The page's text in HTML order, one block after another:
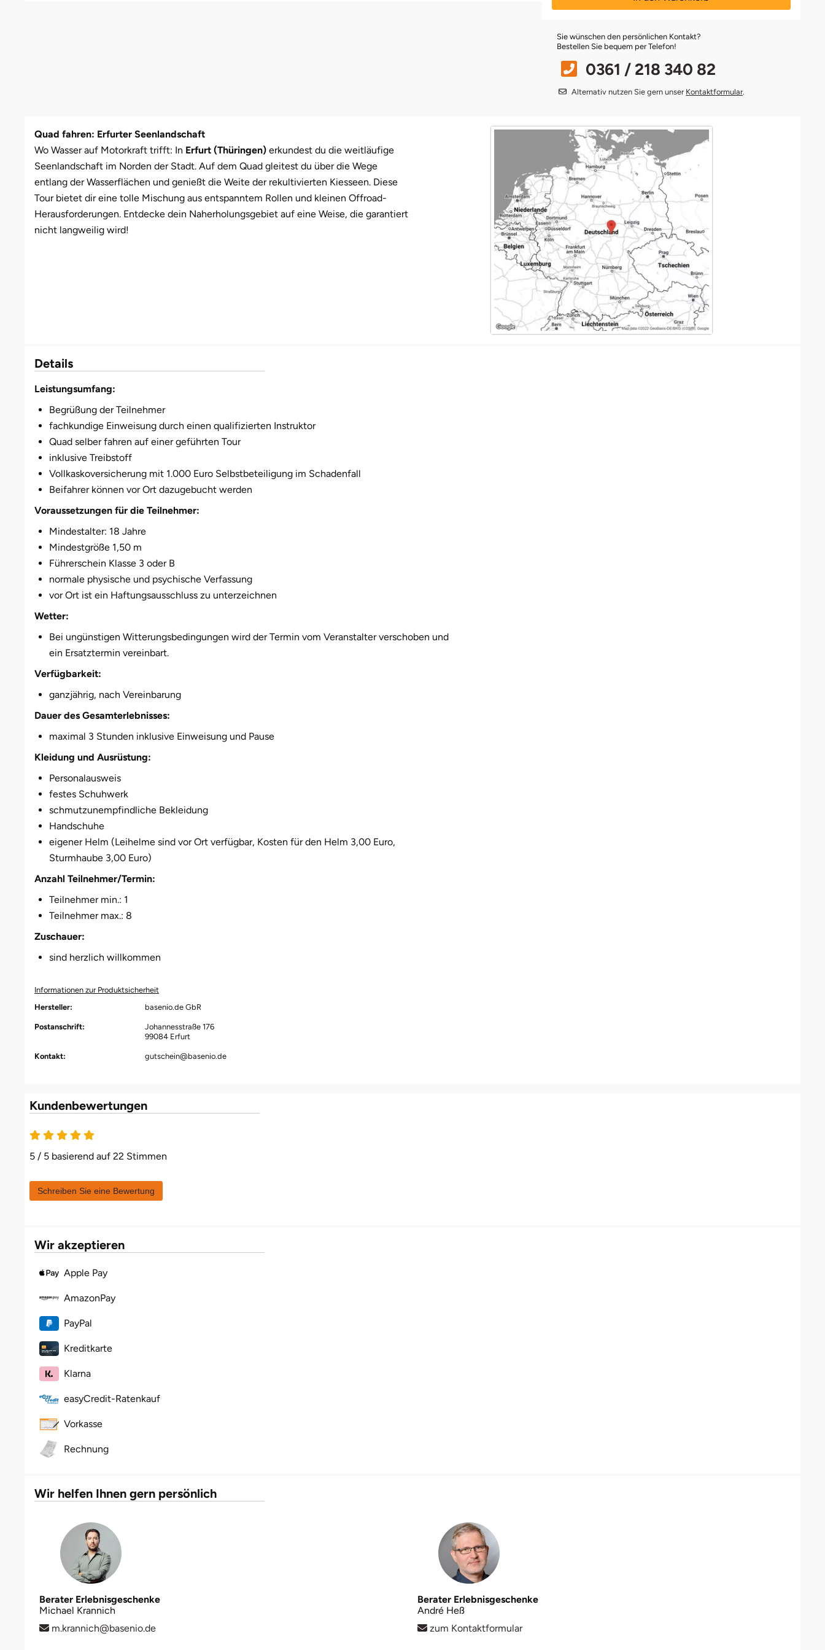
Sie wünschen den persönlichen Kontakt?
Bestellen Sie bequem per Telefon!
0361 / 218 340 82
Alternativ nutzen Sie gern unser Kontaktformular.
Quad fahren: Erfurter Seenlandschaft
Wo Wasser auf Motorkraft trifft: In Erfurt (Thüringen) erkundest du die weitläufige
Seenlandschaft im Norden der Stadt. Auf dem Quad gleitest du über die Wege
entlang der Wasserflächen und genießt die Weite der rekultivierten Kiesseen. Diese
Tour bietet dir eine tolle Mischung aus entspanntem Rollen und kleinen Offroad-
Herausforderungen. Entdecke dein Naherholungsgebiet auf eine Weise, die garantiert
nicht langweilig wird!
Details
Leistungsumfang:
Begrüßung der Teilnehmer
fachkundige Einweisung durch einen qualifizierten Instruktor
Quad selber fahren auf einer geführten Tour
inklusive Treibstoff
Vollkaskoversicherung mit 1.000 Euro Selbstbeteiligung im Schadenfall
Beifahrer können vor Ort dazugebucht werden
Voraussetzungen für die Teilnehmer:
Mindestalter: 18 Jahre
Mindestgröße 1,50 m
Führerschein Klasse 3 oder B
normale physische und psychische Verfassung
vor Ort ist ein Haftungsausschluss zu unterzeichnen
Wetter:
Bei ungünstigen Witterungsbedingungen wird der Termin vom Veranstalter verschoben und
ein Ersatztermin vereinbart.
Verfügbarkeit:
ganzjährig, nach Vereinbarung
Dauer des Gesamterlebnisses:
maximal 3 Stunden inklusive Einweisung und Pause
Kleidung und Ausrüstung:
Personalausweis
festes Schuhwerk
schmutzunempfindliche Bekleidung
Handschuhe
eigener Helm (Leihelme sind vor Ort verfügbar, Kosten für den Helm 3,00 Euro,
Sturmhaube 3,00 Euro)
Anzahl Teilnehmer/Termin:
Teilnehmer min.: 1
Teilnehmer max.: 8
Zuschauer:
sind herzlich willkommen
Informationen zur Produktsicherheit
Hersteller:
basenio.de GbR
Postanschrift:
Johannesstraße 176
99084 Erfurt
Kontakt: gutschein@basenio.de
Kundenbewertungen
5 / 5 basierend auf 22 Stimmen
Schreiben Sie eine Bewertung
Wir akzeptieren
Apple Pay
AmazonPay
PayPal
Kreditkarte
Klarna
easyCredit-Ratenkauf
Vorkasse
Rechnung
Wir helfen Ihnen gern persönlich
Berater Erlebnisgeschenke
Michael Krannich
m.krannich@basenio.de
Berater Erlebnisgeschenke
André Heß
zum Kontaktformular
Rosenheim
Wuppertal
Zwickau
Bostalsee
Brandenburg an der Havel
Braunschweig
Burghausen
Chemnitz
Cloppenburg
Coburg
Darmstadt
Deggendorf
Dessau
Dingolfing
Dortmund
Düsseldorf
Flensburg
Frankfurt am Main
Fürstenfeldbruck
Fürth
Gelnhausen
Göppingen
Görlitz
Hamburg
Hanau
Heilbronn
Sundern (NRW)
Wiesbaden
Meißen
Oberlausitz
Ruhrgebiet
Strausberg (Berlin/Brandenburg)
Weimar
sächsische Schweiz
Naumburg (Saale)
Nordhausen
Querfurt
Unterwellenborn
Weimar
Weißenfels
Witterda
Stuttgart
Würzburg
Zwickau
Sohn
Tochter